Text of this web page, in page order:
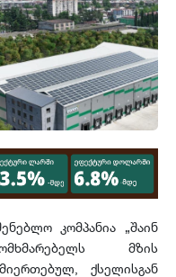
კომპანია „შაინ
მზის
ქსელისგან